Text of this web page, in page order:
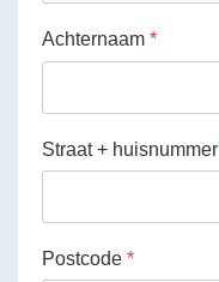
Achternaam *
Straat + huisnummer
Postcode *